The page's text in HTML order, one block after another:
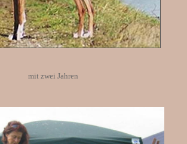
mit zwei Jahren